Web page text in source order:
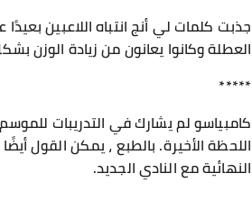
جذبت كلمات لي أنج انتباه اللاعبين
العطلة وكانوا يعانون من زيادة
*****
كامبياسو لم يشارك في التدريبات
اللحظة الأخيرة. بالطبع ، يمكن القول
النهائية مع النادي الجديد.